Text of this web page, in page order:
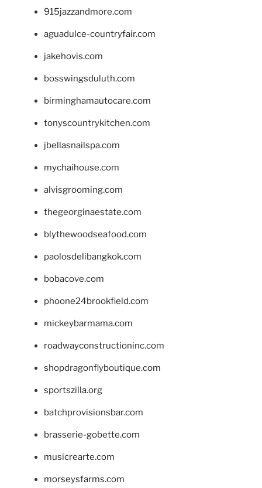
915jazzandmore.com
aguadulce-countryfair.com
jakehovis.com
bosswingsduluth.com
birminghamautocare.com
tonyscountrykitchen.com
jbellasnailspa.com
mychaihouse.com
alvisgrooming.com
thegeorginaestate.com
blythewoodseafood.com
paolosdelibangkok.com
bobacove.com
phoone24brookfield.com
mickeybarmama.com
roadwayconstructioninc.com
shopdragonflyboutique.com
sportszilla.org
batchprovisionsbar.com
brasserie-gobette.com
musicrearte.com
morseysfarms.com